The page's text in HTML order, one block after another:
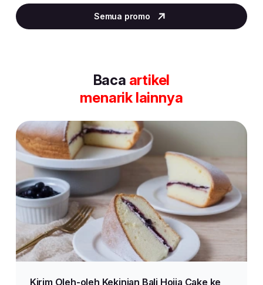
2
of
Semua promo
Baca artikel
menarik lainnya
Kirim Oleh-oleh Kekinian Bali Hojia Cake ke